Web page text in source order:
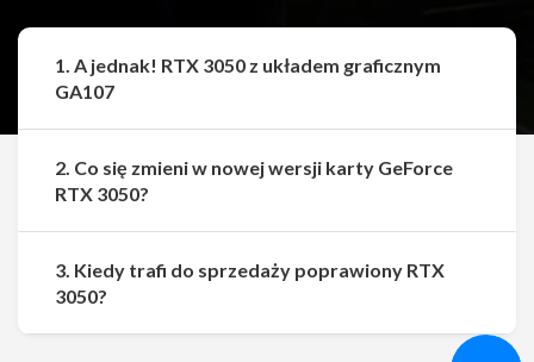
1. A jednak! RTX 3050 z układem graficznym
GA107
2. Co się zmieni w nowej wersji karty GeForce
RTX 3050?
3. Kiedy trafi do sprzedaży poprawiony RTX
3050?